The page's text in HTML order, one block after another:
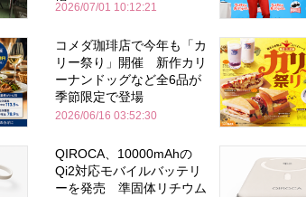
場
2026/07/01 10:12:21
コメダ珈琲店で今年も「カ
リー祭り」開催 新作カリ
ーナンドッグなど全6品が
季節限定で登場
2026/06/16 03:52:30
QIROCA、10000mAhの
Qi2対応モバイルバッテリ
ーを発売 準固体リチウム